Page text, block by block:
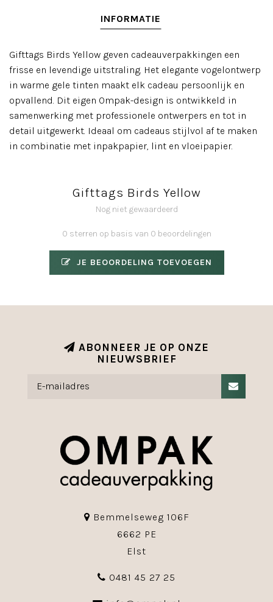
INFORMATIE
Gifttags Birds Yellow geven cadeauverpakkingen een
frisse en levendige uitstraling. Het elegante vogelontwerp
in warme gele tinten maakt elk cadeau persoonlijk en
opvallend. Dit eigen Ompak-design is ontwikkeld in
samenwerking met professionele ontwerpers en tot in
detail uitgewerkt. Ideaal om cadeaus stijlvol af te maken
in combinatie met inpakpapier, lint en vloeipapier.
Gifttags Birds Yellow
Nog niet gewaardeerd
0 sterren op basis van 0 beoordelingen
JE BEOORDELING TOEVOEGEN
ABONNEER JE OP ONZE
NIEUWSBRIEF
Bemmelseweg 106F
6662 PE
Elst
0481 45 27 25